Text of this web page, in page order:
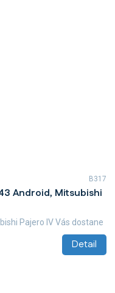
Android, Mitsubishi
Detail
Pajero IV Vás dostane
B317